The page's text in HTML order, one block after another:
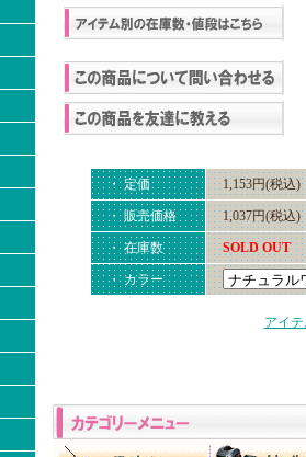
・ 定価 1,153円(税込)
・ 販売価格 1,037円(税込)
・ 在庫数 SOLD OUT
・ カラー
アイ